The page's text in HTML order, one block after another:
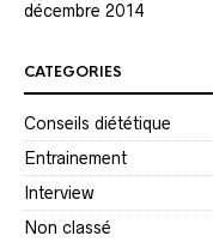
décembre 2014
CATEGORIES
Conseils diététique
Entrainement
Interview
Non classé